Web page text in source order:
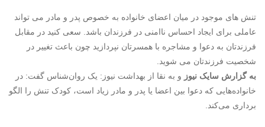
تنش های موجود در میان اعضای خانواده به خصوص پدر و مادر می تواند
عاملی برای ایجاد احساس ناامنی در فرزندان باشد. سعی کنید در مقابل
فرزندتان به دعوا و مشاجره با همسرتان نپردازید چون باعث تغییر در
شخصیت فرزندتان می شوید.
به گزارش سایک نیوز و به نقا از بهداشت نیوز: یک روان‌شناس گفت: در
خانواده‌هایی که دعوا بین اعضا یا پدر و مادر زیاد است، کودک تنش را الگو
برداری می‌کند.